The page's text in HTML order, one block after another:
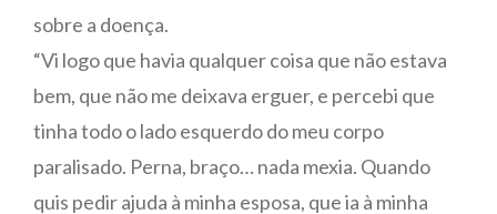
sobre a doença.
“Vi logo que havia qualquer coisa que não estava
bem, que não me deixava erguer, e percebi que
tinha todo o lado esquerdo do meu corpo
paralisado. Perna, braço… nada mexia. Quando
quis pedir ajuda à minha esposa, que ia à minha